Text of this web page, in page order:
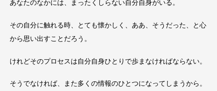
あなたのなかには、まったくしらない自分自身がいる。
その自分に触れる時、とても懐かしく、ああ、そうだった、と心
から思い出すことだろう。
けれどそのプロセスは自分自身ひとりで歩まなければならない。
そうでなければ、また多くの情報のひとつになってしまうから。